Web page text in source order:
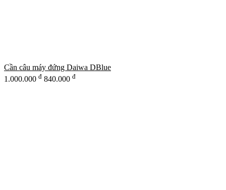
Cần câu máy đứng Daiwa DBlue
1.000.000 đ 840.000 đ